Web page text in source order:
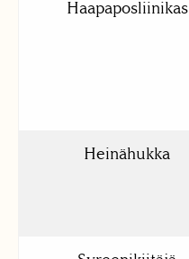
Haapaposliinikas
Heinähukka